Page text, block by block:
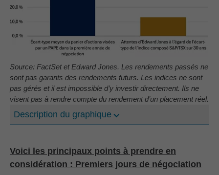
Source: FactSet et Edward Jones. Les rendements passés ne
sont pas garants des rendements futurs. Les indices ne sont
pas gérés et il est impossible d’y investir directement. Ils ne
visent pas à rendre compte du rendement d’un placement réel.
Description du graphique
Voici les principaux points à prendre en
considération : Premiers jours de négociation